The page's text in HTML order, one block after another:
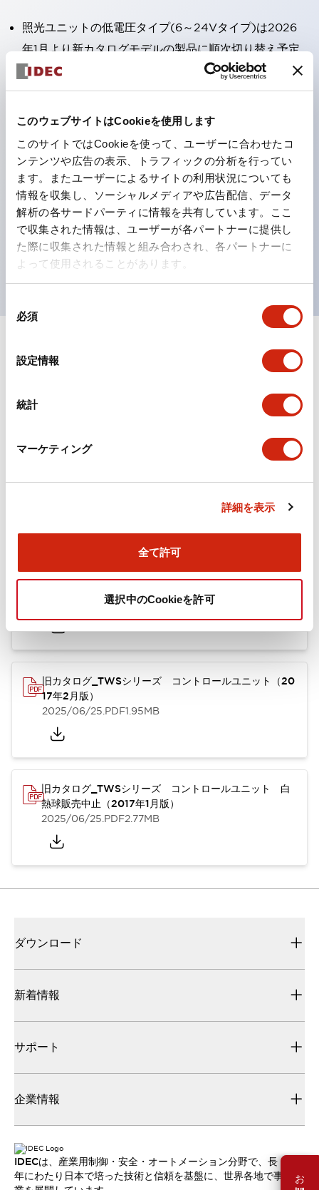
このウェブサイトはCookieを使用します
このサイトではCookieを使って、ユーザーに合わせたコ
ンテンツや広告の表示、トラフィックの分析を行ってい
ます。またユーザーによるサイトの利用状況についても
情報を収集し、ソーシャルメディアや広告配信、データ
解析の各サードパーティに情報を共有しています。ここ
で収集された情報は、ユーザーが各パートナーに提供し
た際に収集された情報と組み合わされ、各パートナーに
よって使用されることがあります。
必須
設定情報
統計
マーケティング
詳細を表示
全て許可
選択中のCookieを許可
照光ユニットの低電圧タイプ(6～24Vタイプ)は2026
年1月より新カタログモデルの製品に順次切り替え予定
高電圧タイプのLED球が搭載可能になり、ダイレクト
タイプの定格使用電圧が最大240Vまで対応可能になり
ました。
プを除く）
丸形圧着端子の配線工数を大幅に削減。
ひとつで6色の役をこなすLED球（LSRD球）。これま
で色ごとに分かれていたLED球を、1色のLED球で各色
を表現できるようにしました。
UL、CSA、TÜV、CCC認証品。（一部機種は除く）
ドキュメントとファイル
カタログ
版）（日本語）
TWSシリーズ コントロールユニット（2025年6月
.PDF1.30MB
旧カタログ_TWSシリーズ コントロールユニット（20
17年2月版）
2025/06/25.PDF1.95MB
旧カタログ_TWSシリーズ コントロールユニット 白
熱球販売中止（2017年1月版）
2025/06/25.PDF2.77MB
ダウンロード
新着情報
サポート
企業情報
IDECは、産業用制御・安全・オートメーション分野で、長
年にわたり日本で培った技術と信頼を基盤に、世界各地で事